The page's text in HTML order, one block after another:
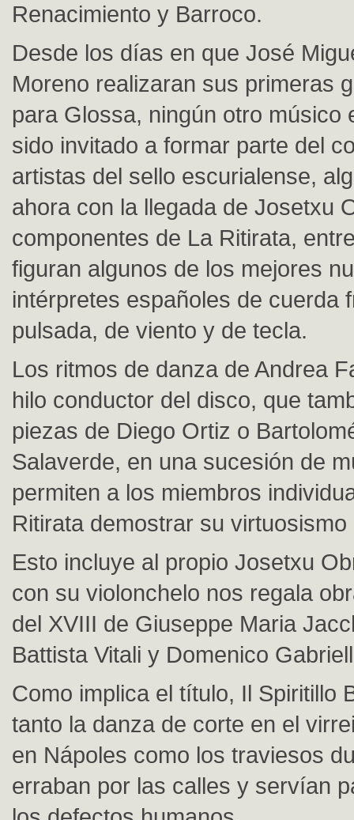
Renacimiento y Barroco.
Desde los días en que José
Moreno realizaran sus primeras
para Glossa, ningún otro músico
sido invitado a formar parte del
artistas del sello escurialense,
ahora con la llegada de Josetxu
componentes de La Ritirata,
figuran algunos de los mejores
intérpretes españoles de cuerda
pulsada, de viento y de tecla.
Los ritmos de danza de Andrea
hilo conductor del disco, que
piezas de Diego Ortiz o
Salaverde, en una sucesión de
permiten a los miembros
Ritirata demostrar su
Esto incluye al propio Josetxu
con su violonchelo nos regala
del XVIII de Giuseppe Maria
Battista Vitali y Domenico
Como implica el título, Il Spiritillo
tanto la danza de corte en el
en Nápoles como los traviesos
erraban por las calles y servían